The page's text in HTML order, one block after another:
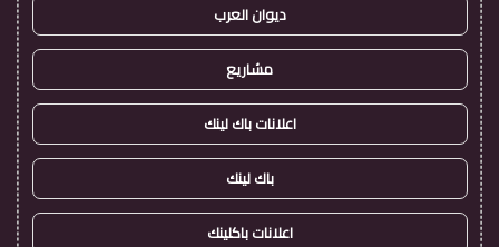
ديوان العرب
مشاريع
اعلانات باك لينك
باك لينك
اعلانات باكلينك